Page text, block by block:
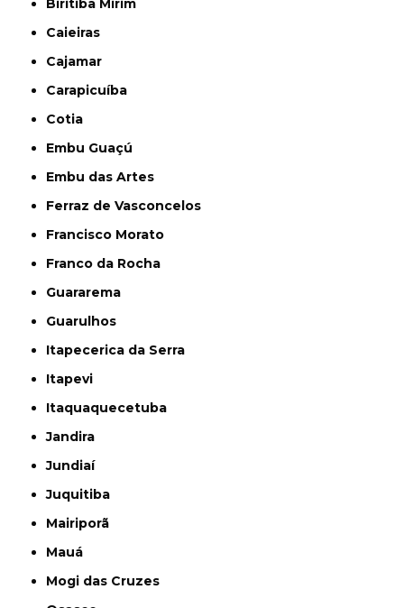
Caieiras
Cajamar
Carapicuíba
Cotia
Embu Guaçú
Embu das Artes
Ferraz de Vasconcelos
Francisco Morato
Franco da Rocha
Guararema
Guarulhos
Itapecerica da Serra
Itapevi
Itaquaquecetuba
Jandira
Jundiaí
Juquitiba
Mairiporã
Mauá
Mogi das Cruzes